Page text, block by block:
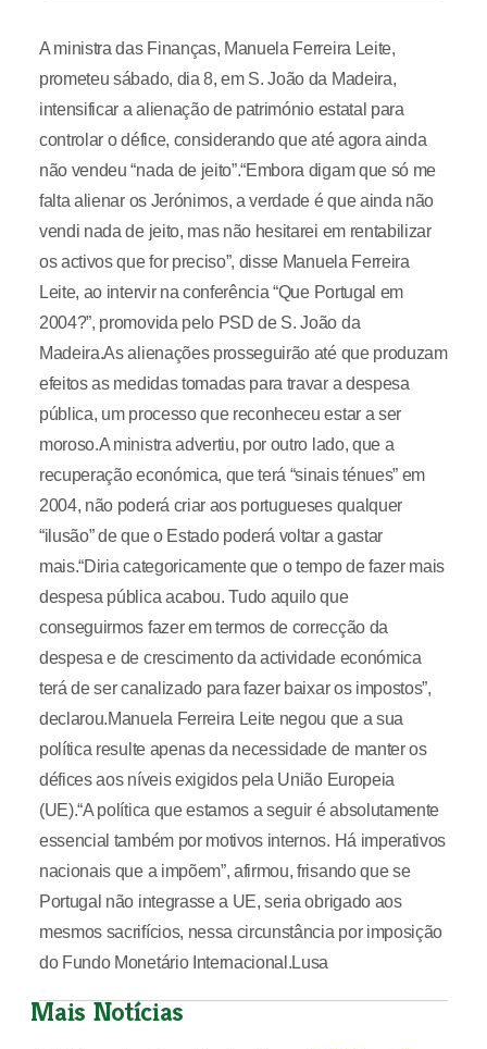
A ministra das Finanças, Manuela Ferreira Leite,
prometeu sábado, dia 8, em S. João da Madeira,
intensificar a alienação de património estatal para
controlar o défice, considerando que até agora ainda
não vendeu “nada de jeito”.“Embora digam que só me
falta alienar os Jerónimos, a verdade é que ainda não
vendi nada de jeito, mas não hesitarei em rentabilizar
os activos que for preciso”, disse Manuela Ferreira
Leite, ao intervir na conferência “Que Portugal em
2004?”, promovida pelo PSD de S. João da
Madeira.As alienações prosseguirão até que produzam
efeitos as medidas tomadas para travar a despesa
pública, um processo que reconheceu estar a ser
moroso.A ministra advertiu, por outro lado, que a
recuperação económica, que terá “sinais ténues” em
2004, não poderá criar aos portugueses qualquer
“ilusão” de que o Estado poderá voltar a gastar
mais.“Diria categoricamente que o tempo de fazer mais
despesa pública acabou. Tudo aquilo que
conseguirmos fazer em termos de correcção da
despesa e de crescimento da actividade económica
terá de ser canalizado para fazer baixar os impostos”,
declarou.Manuela Ferreira Leite negou que a sua
política resulte apenas da necessidade de manter os
défices aos níveis exigidos pela União Europeia
(UE).“A política que estamos a seguir é absolutamente
essencial também por motivos internos. Há imperativos
nacionais que a impõem”, afirmou, frisando que se
Portugal não integrasse a UE, seria obrigado aos
mesmos sacrifícios, nessa circunstância por imposição
do Fundo Monetário Internacional.Lusa
Mais Notícias